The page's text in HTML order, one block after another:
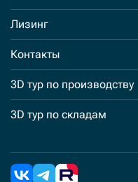
Лизинг
Контакты
3D тур по производству
3D тур по складам